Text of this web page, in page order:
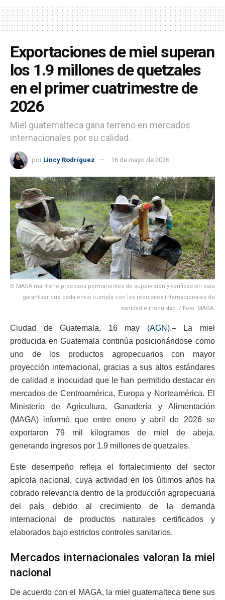
Exportaciones de miel superan
los 1.9 millones de quetzales
en el primer cuatrimestre de
2026
Miel guatemalteca gana terreno en mercados
internacionales por su calidad.
por Lincy Rodríguez 16 de mayo de 2026
El MAGA mantiene procesos permanentes de supervisión y verificación para
garantizar que cada envío cumpla con los requisitos internacionales de
sanidad e inocuidad. / Foto: MAGA.
Ciudad de Guatemala, 16 may (AGN).– La miel
producida en Guatemala continúa posicionándose como
uno de los productos agropecuarios con mayor
proyección internacional, gracias a sus altos estándares
de calidad e inocuidad que le han permitido destacar en
mercados de Centroamérica, Europa y Norteamérica. El
Ministerio de Agricultura, Ganadería y Alimentación
(MAGA) informó que entre enero y abril de 2026 se
exportaron 79 mil kilogramos de miel de abeja,
generando ingresos por 1.9 millones de quetzales.
Este desempeño refleja el fortalecimiento del sector
apícola nacional, cuya actividad en los últimos años ha
cobrado relevancia dentro de la producción agropecuaria
del país debido al crecimiento de la demanda
internacional de productos naturales certificados y
elaborados bajo estrictos controles sanitarios.
Mercados internacionales valoran la miel
nacional
De acuerdo con el MAGA, la miel guatemalteca tiene sus